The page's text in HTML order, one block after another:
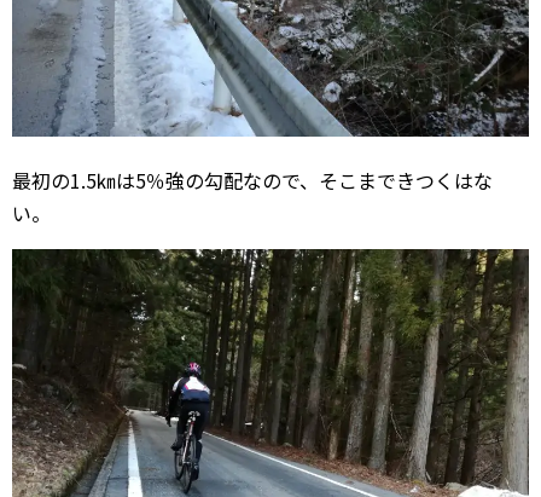
最初の1.5㎞は5％強の勾配なので、そこまできつくはな
い。